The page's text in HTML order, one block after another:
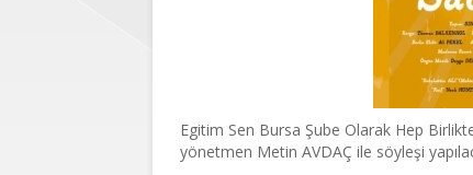
Egitim Sen Bursa Şube Olarak Hep
yönetmen Metin AVDAÇ ile söyleşi